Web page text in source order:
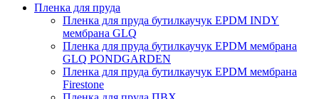
Пленка для пруда
Пленка для пруда бутилкаучук EPDM INDY
мембрана GLQ
Пленка для пруда бутилкаучук EPDM мембрана
GLQ PONDGARDEN
Пленка для пруда бутилкаучук EPDM мембрана
Firestone